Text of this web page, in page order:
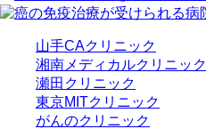
山手CAクリニック
湘南メディカルクリニック
瀬田クリニック
東京MITクリニック
がんのクリニック